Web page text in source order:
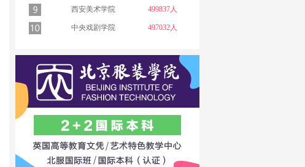
西安美术学院 499837人
中央戏剧学院 497032人